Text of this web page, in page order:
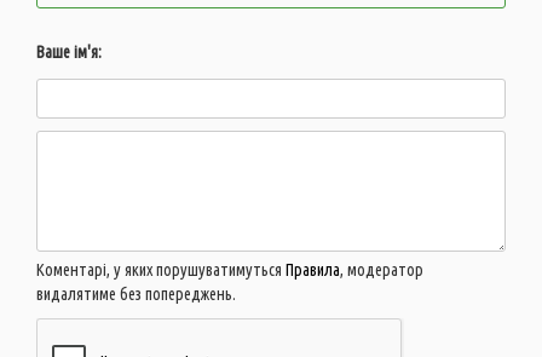
Ваше ім'я:
Коментарі, у яких порушуватимуться Правила, модератор
видалятиме без попереджень.